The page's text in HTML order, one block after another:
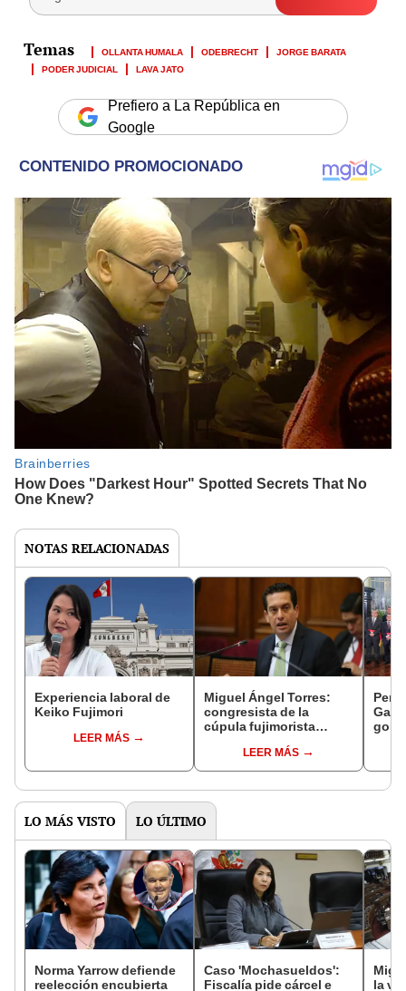
OLLANTA HUMALA ODEBRECHT
JORGE BARATA
PODER JUDICIAL
LAVA JATO
Prefiero a La República en
Google
NOTAS RELACIONADAS
Experiencia laboral de
Keiko Fujimori
LEER MÁS
Miguel Ángel Torres:
congresista de la
cúpula fujimorista
del SenadoLEER MÁS
LO MÁS VISTO LO ÚLTIMO
Norma Yarrow defiende
reelección encubierta
Caso 'Mochasueldos':
Fiscalía pide cárcel e
la